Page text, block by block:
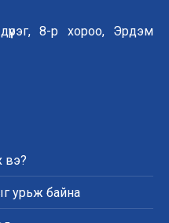
8-р хороо, Эрдэм
вэ?
урьж байна